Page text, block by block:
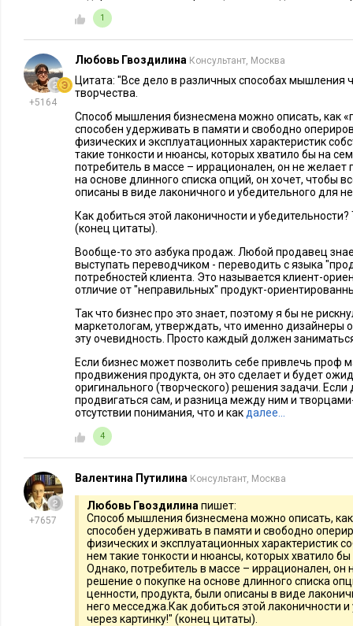
1
+5164
Любовь Гвоздилина Консультант, Москва
Цитата: "Все дело в различных способах мышления
творчества.
Способ мышления бизнесмена можно описать, как
способен удерживать в памяти и свободно
физических и эксплуатационных характеристик
такие тонкости и нюансы, которых хватило бы на
потребитель в массе – иррационален, он не
на основе длинного списка опций, он хочет, чтобы
описаны в виде лаконичного и убедительного для
Как добиться этой лаконичности и убедительности?
(конец цитаты).
Вообще-то это азбука продаж. Любой продавец
выступать переводчиком - переводить с языка
потребностей клиента. Это называется клиент-
отличие от "неправильных" продукт-
Так что бизнес про это знает, поэтому я бы не
маркетологам, утверждать, что именно дизайнеры
эту очевидность. Просто каждый должен
Если бизнес может позволить себе привлечь проф
продвижения продукта, он это сделает и будет
оригинального (творческого) решения задачи. Если
продвигаться сам, и разница между ним и
отсутствии понимания, что и как далее…
4
+7657
Валентина Путилина Консультант, Москва
Любовь Гвоздилина пишет:
Способ мышления бизнесмена можно описать,
способен удерживать в памяти и свободно
физических и эксплуатационных характеристик
нем такие тонкости и нюансы, которых хватило
Однако, потребитель в массе – иррационален, он
решение о покупке на основе длинного списка
ценности, продукта, были описаны в виде
него месседжа.Как добиться этой лаконичности
через картинку!" (конец цитаты).